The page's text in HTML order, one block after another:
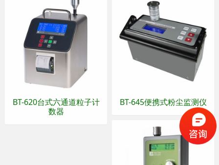
BT-620台式六通道粒子计
数器
BT-645便携式粉尘监测仪